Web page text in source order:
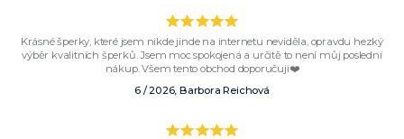
Krásné šperky, které jsem nikde jinde na internetu neviděla, opravdu hezký
výběr kvalitních šperků. Jsem moc spokojená a určitě to není můj poslední
nákup. Všem tento obchod doporučuji❤️
6 / 2026, Barbora Reichová